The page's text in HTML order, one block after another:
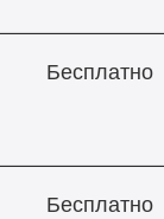
Бесплатно
Бесплатно